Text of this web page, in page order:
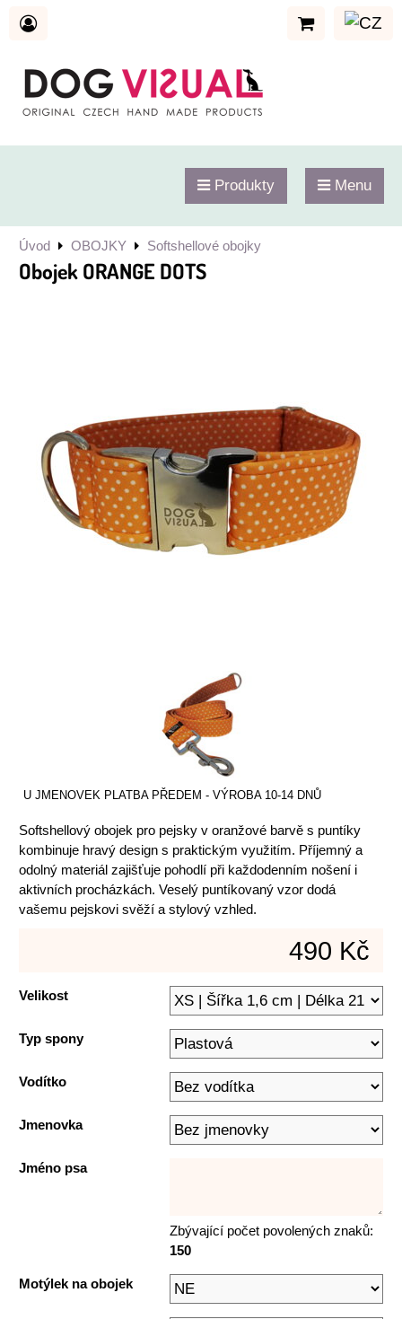
Produkty Menu
Úvod OBOJKY Softshellové obojky
Obojek ORANGE DOTS
U JMENOVEK PLATBA PŘEDEM - VÝROBA 10-14 DNŮ
Softshellový obojek pro pejsky v oranžové barvě s puntíky
kombinuje hravý design s praktickým využitím. Příjemný a
odolný materiál zajišťuje pohodlí při každodenním nošení i
aktivních procházkách. Veselý puntíkovaný vzor dodá
vašemu pejskovi svěží a stylový vzhled.
490 Kč
Velikost
Typ spony
Vodítko
Jmenovka
Jméno psa
Zbývající počet povolených znaků:
150
Motýlek na obojek